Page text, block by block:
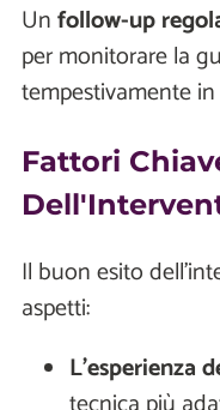
Unfollow-up
per monitorare la
tempestivamente
Fattori
Il buon esito
aspetti:
L’esperienza